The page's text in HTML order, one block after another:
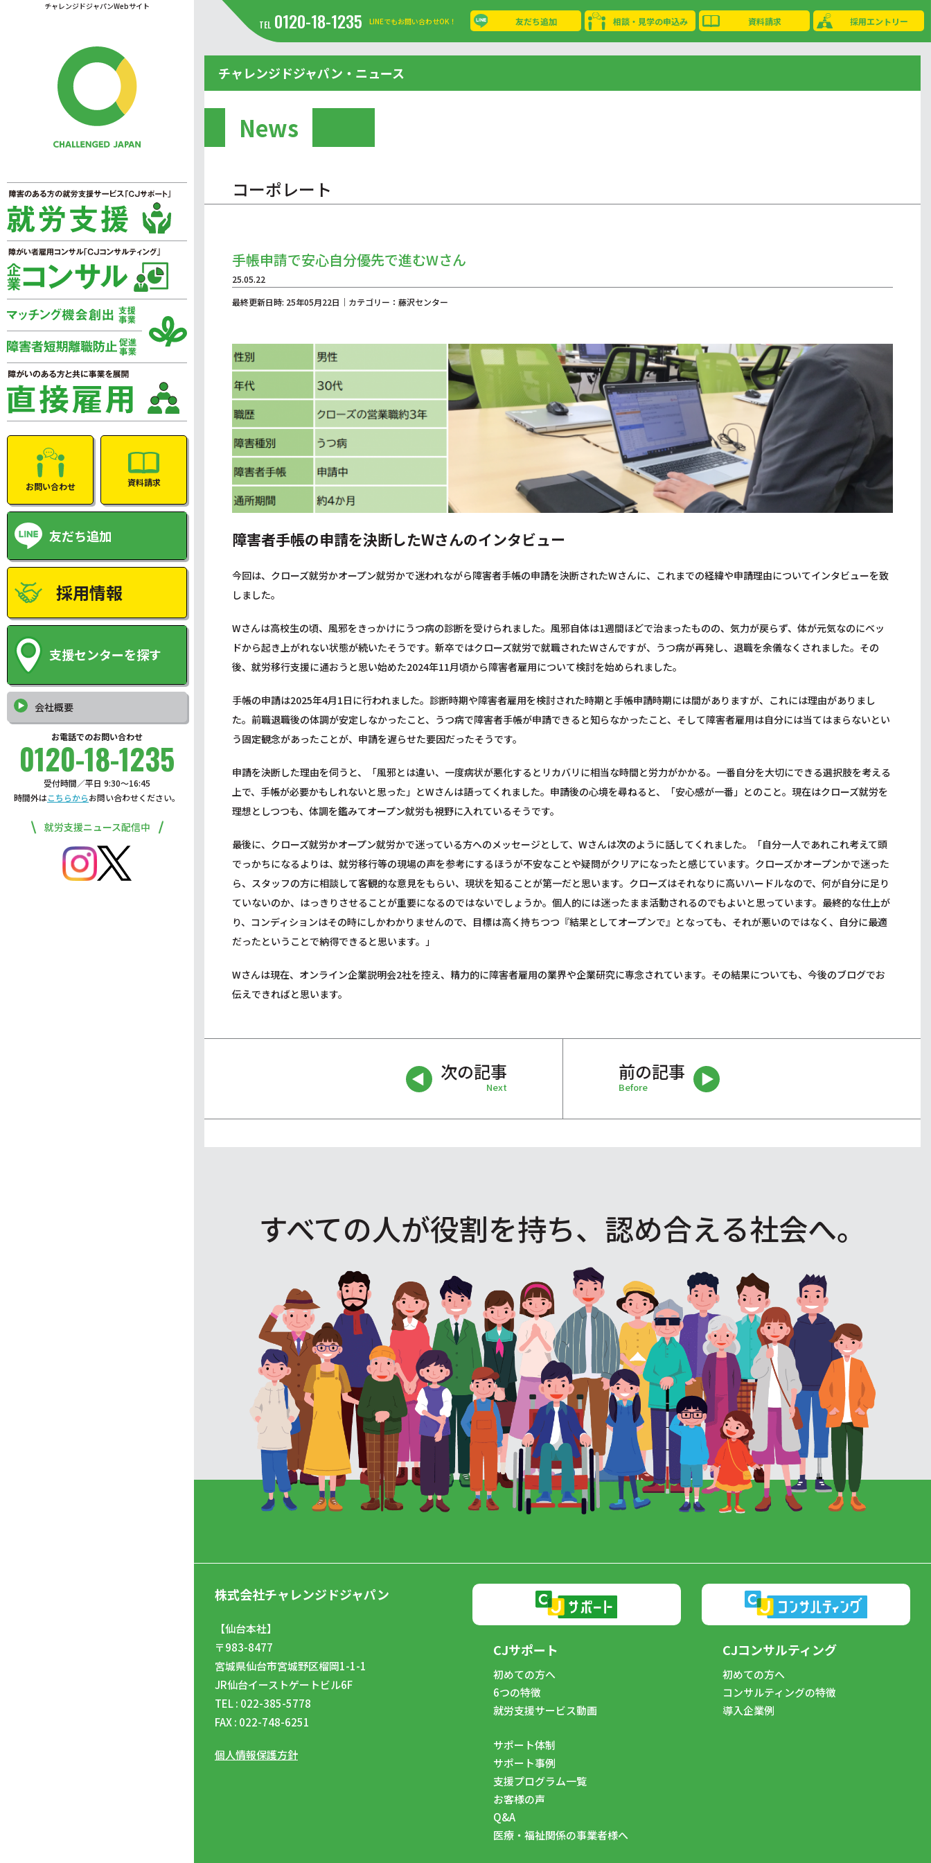
チャレンジドジャパンWebサイト
お問い合わせ 資料請求
友だち追加
採用情報
支援センターを探す
会社概要
お電話でのお問い合わせ
0120-18-1235
受付時間／平日 9:30〜16:45
時間外はこちらからお問い合わせください。
就労支援ニュース配信中
TEL 0120-18-1235 LINEでもお問い合わせOK！ 友だち追加 相談・見学の申込み 資料請求 採用エントリー
チャレンジドジャパン・ニュース
News
コーポレート
手帳申請で安心自分優先で進むWさん
25.05.22
最終更新日時: 25年05月22日｜カテゴリー：藤沢センター
障害者手帳の申請を決断したWさんのインタビュー
今回は、クローズ就労かオープン就労かで迷われながら障害者手帳の申請を決断されたWさんに、これまでの経緯や申請理由についてインタビューを致
しました。
Wさんは高校生の頃、風邪をきっかけにうつ病の診断を受けられました。風邪自体は1週間ほどで治まったものの、気力が戻らず、体が元気なのにベッ
ドから起き上がれない状態が続いたそうです。新卒ではクローズ就労で就職されたWさんですが、うつ病が再発し、退職を余儀なくされました。その
後、就労移行支援に通おうと思い始めた2024年11月頃から障害者雇用について検討を始められました。
手帳の申請は2025年4月1日に行われました。診断時期や障害者雇用を検討された時期と手帳申請時期には間がありますが、これには理由がありまし
た。前職退職後の体調が安定しなかったこと、うつ病で障害者手帳が申請できると知らなかったこと、そして障害者雇用は自分には当てはまらないとい
う固定観念があったことが、申請を遅らせた要因だったそうです。
申請を決断した理由を伺うと、「風邪とは違い、一度病状が悪化するとリカバリに相当な時間と労力がかかる。一番自分を大切にできる選択肢を考える
上で、手帳が必要かもしれないと思った」とWさんは語ってくれました。申請後の心境を尋ねると、「安心感が一番」とのこと。現在はクローズ就労を
理想としつつも、体調を鑑みてオープン就労も視野に入れているそうです。
最後に、クローズ就労かオープン就労かで迷っている方へのメッセージとして、Wさんは次のように話してくれました。「自分一人であれこれ考えて頭
でっかちになるよりは、就労移行等の現場の声を参考にするほうが不安なことや疑問がクリアになったと感じています。クローズかオープンかで迷った
ら、スタッフの方に相談して客観的な意見をもらい、現状を知ることが第一だと思います。クローズはそれなりに高いハードルなので、何が自分に足り
ていないのか、はっきりさせることが重要になるのではないでしょうか。個人的には迷ったまま活動されるのでもよいと思っています。最終的な仕上が
り、コンディションはその時にしかわかりませんので、目標は高く持ちつつ『結果としてオープンで』となっても、それが悪いのではなく、自分に最適
だったということで納得できると思います。」
Wさんは現在、オンライン企業説明会2社を控え、精力的に障害者雇用の業界や企業研究に専念されています。その結果についても、今後のブログでお
伝えできればと思います。
次の記事
Next
前の記事
Before
すべての人が役割を持ち、認め合える社会へ。
株式会社チャレンジドジャパン
【仙台本社】
〒983-8477
宮城県仙台市宮城野区榴岡1-1-1
JR仙台イーストゲートビル6F
TEL : 022-385-5778
FAX : 022-748-6251
個人情報保護方針
CJサポート
初めての方へ
6つの特徴
就労支援サービス動画
サポート体制
サポート事例
支援プログラム一覧
お客様の声
Q&A
医療・福祉関係の事業者様へ
CJコンサルティング
初めての方へ
コンサルティングの特徴
導入企業例